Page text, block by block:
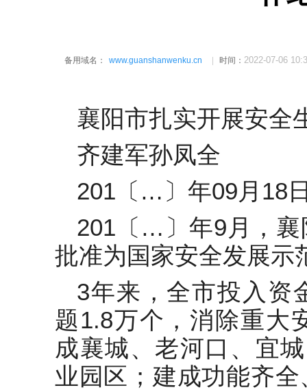
备用域名： www.guanshanwenku.cn 时间： 2022-07-06
襄阳市扎实开展安全
齐建军孙凤全
201〔…〕年09月18
201〔…〕年9月，襄
批准为国家安全发展示
3年来，全市投入资
题1.8万个，消除重大
成襄城、老河口、宜
业园区；建成功能齐
市商务局关于2025年度生态环境
国企集团党委2025年度落实全面
从严治党主体责任和监督责任情
街道关于双满意提升工作情况的
2022年专项工作总结-7篇
某县2024年上半年意识形态分析